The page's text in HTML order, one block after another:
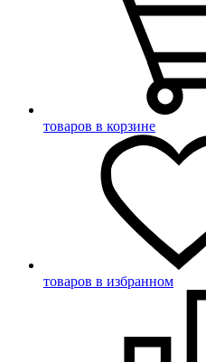
товаров в корзине
товаров в избранном